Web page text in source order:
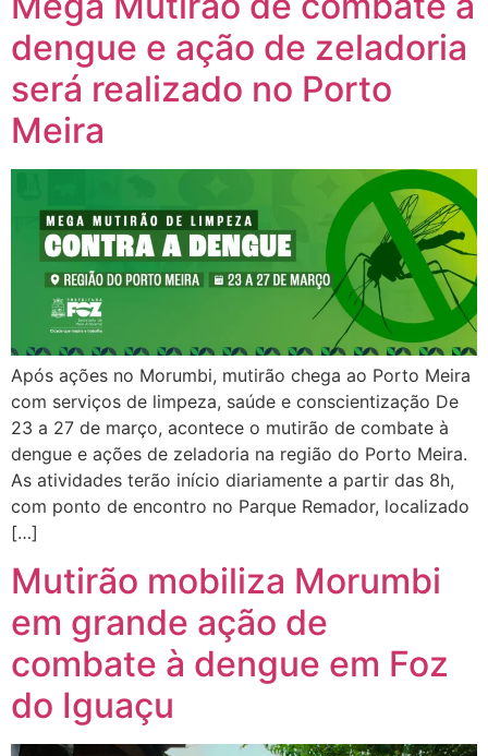
dengue e ação de zeladoria
será realizado no Porto
Meira
Após ações no Morumbi, mutirão chega ao Porto Meira
com serviços de limpeza, saúde e conscientização De
23 a 27 de março, acontece o mutirão de combate à
dengue e ações de zeladoria na região do Porto Meira.
As atividades terão início diariamente a partir das 8h,
com ponto de encontro no Parque Remador, localizado
[…]
Mutirão mobiliza Morumbi
em grande ação de
combate à dengue em Foz
do Iguaçu